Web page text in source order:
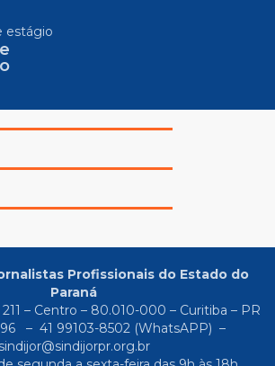
estágio
Profissionais do Estado do
Paraná
– Centro – 80.010-000 – Curitiba – PR
– 41 99103-8502(WhatsAPP) –
sindijor@sindijorpr.org.br